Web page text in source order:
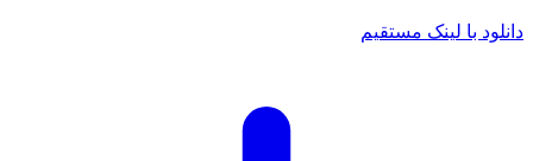
با لینک مستقیم